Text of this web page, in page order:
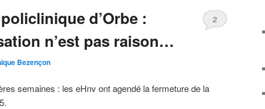
d’Orbe :
n’est pas raison…
Bezençon
2
semaines : les eHnv ont agendé la fermeture de la